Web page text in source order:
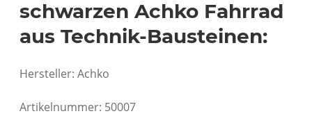
schwarzen Achko Fahrrad
aus Technik-Bausteinen:
Hersteller: Achko
Artikelnummer: 50007